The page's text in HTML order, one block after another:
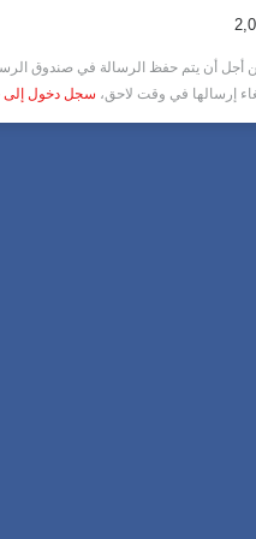
أن يتم حفظ الرسالة في صندوق
إرسالها في وقت لاحق، سجل دخول إلى